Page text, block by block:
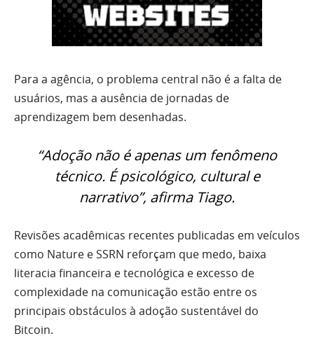
Para a agência, o problema central não é a falta de
usuários, mas a ausência de jornadas de
aprendizagem bem desenhadas.
“Adoção não é apenas um fenômeno
técnico. É psicológico, cultural e
narrativo”, afirma Tiago.
Revisões acadêmicas recentes publicadas em veículos
como Nature e SSRN reforçam que medo, baixa
literacia financeira e tecnológica e excesso de
complexidade na comunicação estão entre os
principais obstáculos à adoção sustentável do
Bitcoin.